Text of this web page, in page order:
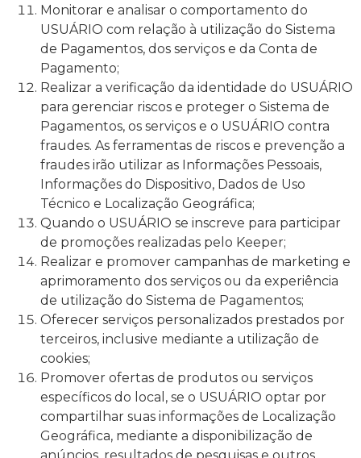
Monitorar e analisar o comportamento do
USUÁRIO com relação à utilização do Sistema
de Pagamentos, dos serviços e da Conta de
Pagamento;
Realizar a verificação da identidade do USUÁRIO
para gerenciar riscos e proteger o Sistema de
Pagamentos, os serviços e o USUÁRIO contra
fraudes. As ferramentas de riscos e prevenção a
fraudes irão utilizar as Informações Pessoais,
Informações do Dispositivo, Dados de Uso
Técnico e Localização Geográfica;
Quando o USUÁRIO se inscreve para participar
de promoções realizadas pelo Keeper;
Realizar e promover campanhas de marketing e
aprimoramento dos serviços ou da experiência
de utilização do Sistema de Pagamentos;
Oferecer serviços personalizados prestados por
terceiros, inclusive mediante a utilização de
cookies;
Promover ofertas de produtos ou serviços
específicos do local, se o USUÁRIO optar por
compartilhar suas informações de Localização
Geográfica, mediante a disponibilização de